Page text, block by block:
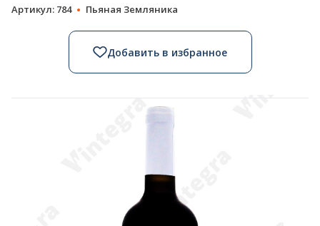
Артикул: 784 Пьяная Земляника
Добавить в избранное